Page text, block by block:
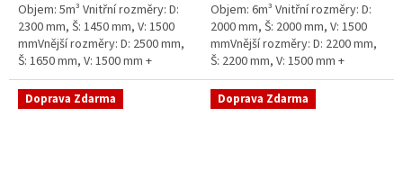
Objem: 5m³ Vnitřní rozměry: D:
2300 mm, Š: 1450 mm, V: 1500
mmVnější rozměry: D: 2500 mm,
Š: 1650 mm, V: 1500 mm +
komínek ZÁKLADNÍ VARIANTA
NÁDRŽE - VNĚJŠÍ VYSTUŽENÍ. NA
PŘÁNÍ...
Objem: 6m³ Vnitřní rozměry: D:
2000 mm, Š: 2000 mm, V: 1500
mmVnější rozměry: D: 2200 mm,
Š: 2200 mm, V: 1500 mm +
komínek ZÁKLADNÍ VARIANTA
NÁDRŽE - VNĚJŠÍ VYSTUŽENÍ. NA
PŘÁNÍ...
Doprava Zdarma Doprava Zdarma